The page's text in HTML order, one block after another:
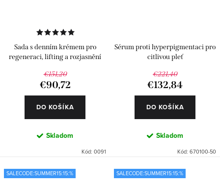
Sada s denním krémem pro
regeneraci, lifting a rozjasnění
€151,20
€90,72
DO KOŠÍKA
Skladom
Kód: 0091
Sérum proti hyperpigmentaci pro
citlivou pleť
€221,40
€132,84
DO KOŠÍKA
Skladom
Kód: 670100-50
SALECODE:SUMMER15:15:% SALECODE:SUMMER15:15:%